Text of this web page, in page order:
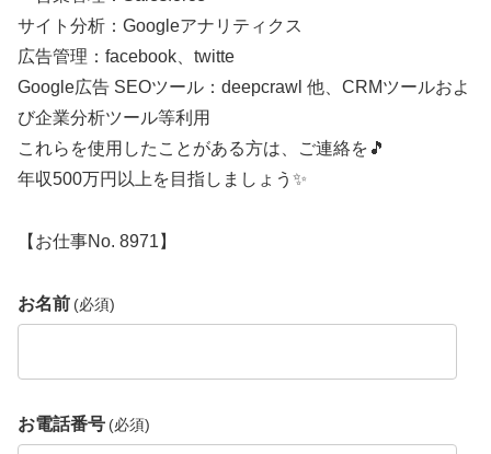
サイト分析：Googleアナリティクス
広告管理：facebook、twitte
Google広告 SEOツール：deepcrawl 他、CRMツールおよ
び企業分析ツール等利用
これらを使用したことがある方は、ご連絡を🎵
年収500万円以上を目指しましょう✨
【お仕事No. 8971】
お名前 (必須)
お電話番号 (必須)